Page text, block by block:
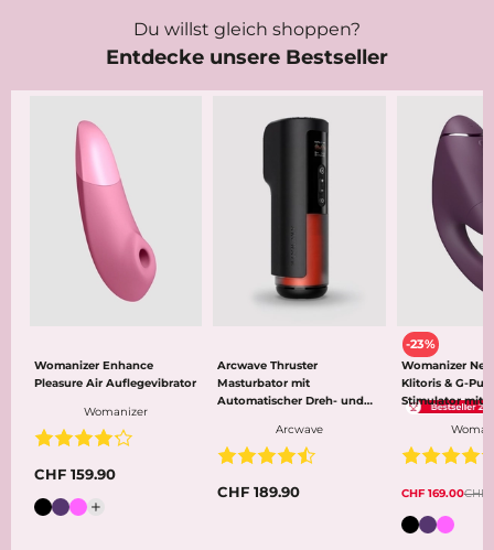
Du willst gleich shoppen?
Entdecke unsere Bestseller
Womanizer Enhance
Pleasure Air Auflegevibrator
Womanizer
CHF 159.90
Farbe
Arcwave Thruster
Masturbator mit
Automatischer Dreh- und
Arcwave
CHF 189.90
-23%
Womanizer
Klitoris & G-
Stimulator mit
Air
CHF 169.00CHF
Farbe